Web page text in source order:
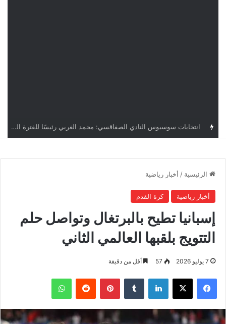
قرعة دوري أبطال إفريقيا: النادي الإفريقي في حال التأهل يواجه مازمبي أو ميدياما
الرئيسية / أخبار رياضية
أخبار رياضية كرة القدم
إسبانيا تطيح بالبرتغال وتواصل حلم
التتويج بلقبها العالمي الثاني
7 يوليو 2026 57 أقل من دقيقة
فيسبوك ‫X لينكدإن بينتيريست واتساب